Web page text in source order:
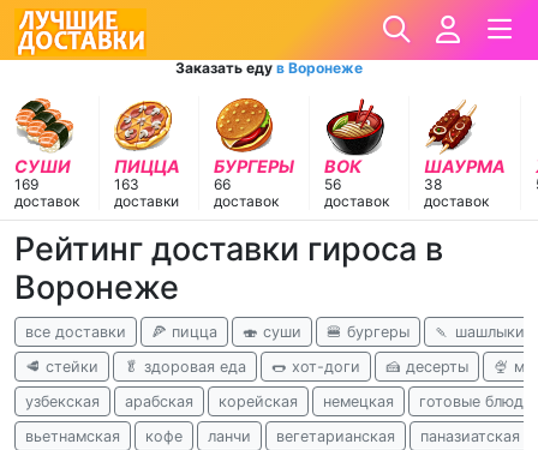
Заказать еду в Воронеже
СУШИ
169
доставок
ПИЦЦА
163
доставки
БУРГЕРЫ
66
доставок
ВОК
56
доставок
ШАУРМА
38
доставок
Рейтинг доставки гироса в
Воронеже
все доставки 🍕 пицца 🍣 суши 🍔 бургеры
🍡 шашлыки
🥩 стейки
🥬 здоровая еда 🌭 хот-доги 🍰 десерты
🍨
узбекская
арабская корейская немецкая
готовые блюда
вьетнамская
кофе ланчи вегетарианская паназиатская